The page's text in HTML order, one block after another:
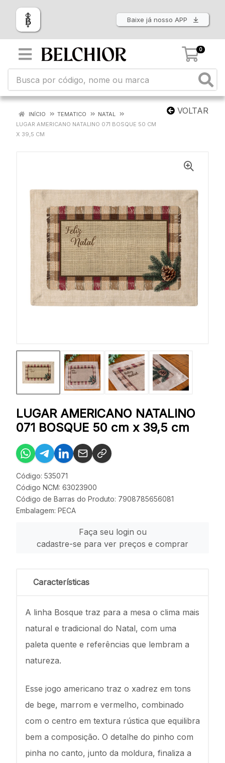
Baixe já nosso APP
0
VOLTAR
INÍCIO TEMATICO
NATAL
LUGAR AMERICANO NATALINO 071 BOSQUE 50 CM
X 39,5 CM
LUGAR AMERICANO NATALINO
071 BOSQUE 50 cm x 39,5 cm
Código: 535071
Código NCM: 63023900
Código de Barras do Produto: 7908785656081
Embalagem: PECA
Faça seu login ou
cadastre-se para ver preços e comprar
Características
A linha Bosque traz para a mesa o clima mais
natural e tradicional do Natal, com uma
paleta quente e referências que lembram a
natureza.
Esse jogo americano traz o xadrez em tons
de bege, marrom e vermelho, combinado
com o centro em textura rústica que equilibra
bem a composição. O detalhe do pinho com
pinha no canto, junto da moldura, finaliza a